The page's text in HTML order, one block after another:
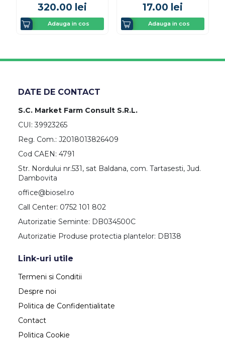
320.00 lei
Adauga in cos
17.00 lei
Adauga in cos
DATE DE CONTACT
S.C. Market Farm Consult S.R.L.
CUI: 39923265
Reg. Com.: J2018013826409
Cod CAEN: 4791
Str. Nordului nr.531, sat Baldana, com. Tartasesti, Jud.
Dambovita
office@biosel.ro
Call Center: 0752 101 802
Autorizatie Seminte: DB034500C
Autorizatie Produse protectia plantelor: DB138
Link-uri utile
Termeni si Conditii
Despre noi
Politica de Confidentialitate
Contact
Politica Cookie